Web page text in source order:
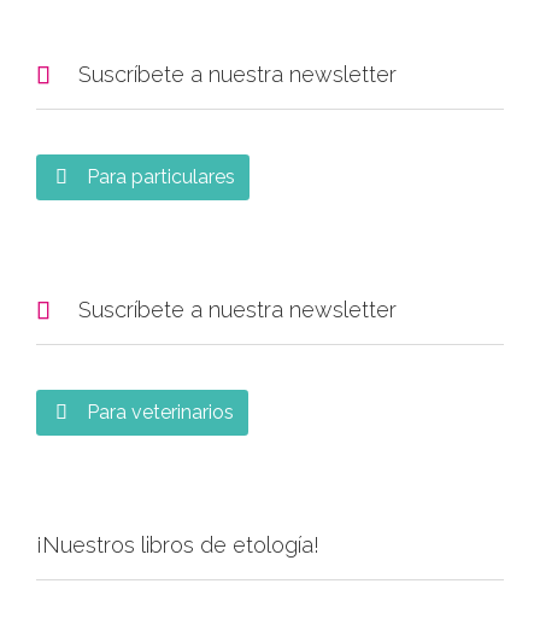
 Suscríbete a nuestra newsletter
 Para particulares
 Suscríbete a nuestra newsletter
 Para veterinarios
¡Nuestros libros de etología!